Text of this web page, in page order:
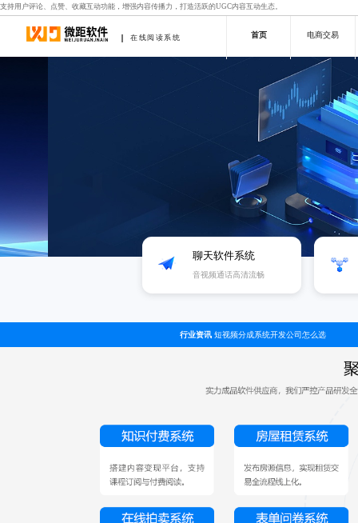
支持用户评论、点赞、收藏互动功能，增强内容传播力，打造活跃的UGC内容互动生态。
在线阅读系统 首页 电商交易
聊天软件系统
音视频通话高清流畅
行业资讯 短视频分成系统开发公司怎么选